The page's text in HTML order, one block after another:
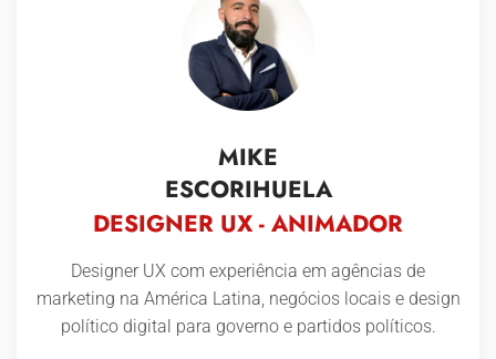
MIKE
ESCORIHUELA
DESIGNER UX - ANIMADOR
Designer UX com experiência em agências de
marketing na América Latina, negócios locais e design
político digital para governo e partidos políticos.